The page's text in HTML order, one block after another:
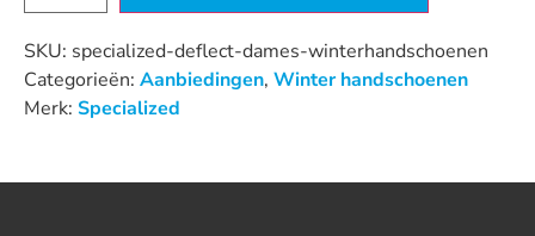
SKU: specialized-deflect-dames-winterhandschoenen
Categorieën: Aanbiedingen, Winter handschoenen
Merk: Specialized